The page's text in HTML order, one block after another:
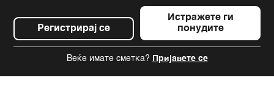
Регистрирај се
Истражете ги
понудите
Веќе имате сметка? Пријавете се